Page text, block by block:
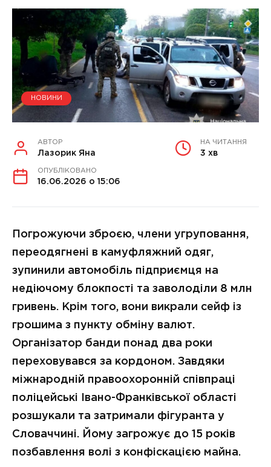
НОВИНИ
АВТОР
Лазорик Яна
НА ЧИТАННЯ
3 хв
ОПУБЛІКОВАНО
16.06.2026 о 15:06
Погрожуючи зброєю, члени угруповання,
переодягнені в камуфляжний одяг,
зупинили автомобіль підприємця на
недіючому блокпості та заволоділи 8 млн
гривень. Крім того, вони викрали сейф із
грошима з пункту обміну валют.
Організатор банди понад два роки
переховувався за кордоном. Завдяки
міжнародній правоохоронній співпраці
поліцейські Івано-Франківської області
розшукали та затримали фігуранта у
Словаччині. Йому загрожує до 15 років
позбавлення волі з конфіскацією майна.